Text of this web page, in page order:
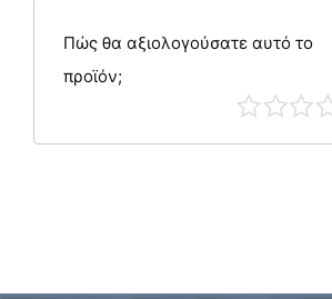
Πώς θα αξιολογούσατε αυτό το
προϊόν;